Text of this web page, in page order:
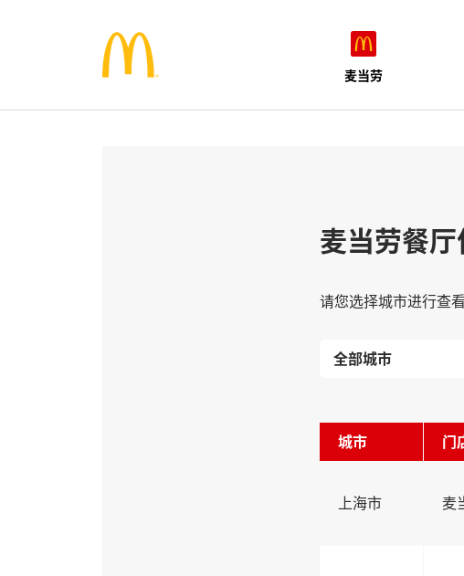
麦当劳
麦当劳餐
请您选择城市进行查看
城市 门
上海市 麦